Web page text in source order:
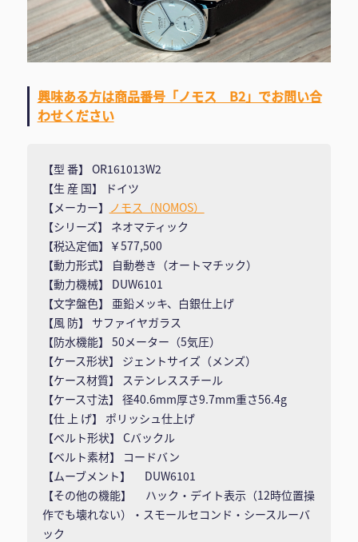
興味ある方は商品番号「ノモス B2」でお問い合
わせください
【型 番】 OR161013W2
【生 産 国】 ドイツ
【メーカー】 ノモス（NOMOS）
【シリーズ】 ネオマティック
【税込定価】￥577,500
【動力形式】 自動巻き（オートマチック）
【動力機械】 DUW6101
【文字盤色】 亜鉛メッキ、白銀仕上げ
【風 防】 サファイヤガラス
【防水機能】 50メーター（5気圧）
【ケース形状】 ジェントサイズ（メンズ）
【ケース材質】 ステンレススチール
【ケース寸法】 径40.6mm厚さ9.7mm重さ56.4g
【仕 上 げ】 ポリッシュ仕上げ
【ベルト形状】 Cバックル
【ベルト素材】 コードバン
【ムーブメント】 DUW6101
【その他の機能】 ハック・デイト表示（12時位置操
作でも壊れない）・スモールセコンド・シースルーバ
ック